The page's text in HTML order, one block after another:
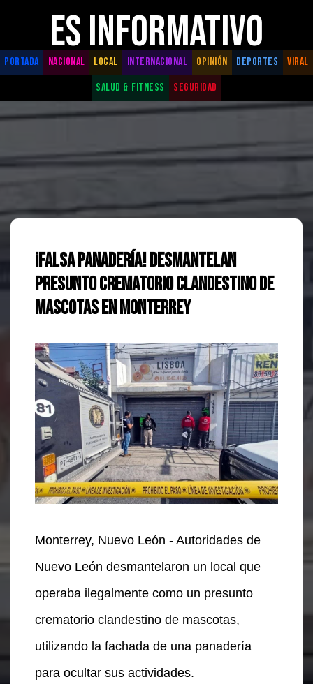
ES INFORMATIVO
PORTADA NACIONAL LOCAL INTERNACIONAL OPINIÓN DEPORTES
VIRAL
SALUD & FITNESS
SEGURIDAD
¡Falsa Panadería! Desmantelan
Presunto Crematorio Clandestino de
Mascotas en Monterrey
Monterrey, Nuevo León - Autoridades de
Nuevo León desmantelaron un local que
operaba ilegalmente como un presunto
crematorio clandestino de mascotas,
utilizando la fachada de una panadería
para ocultar sus actividades.